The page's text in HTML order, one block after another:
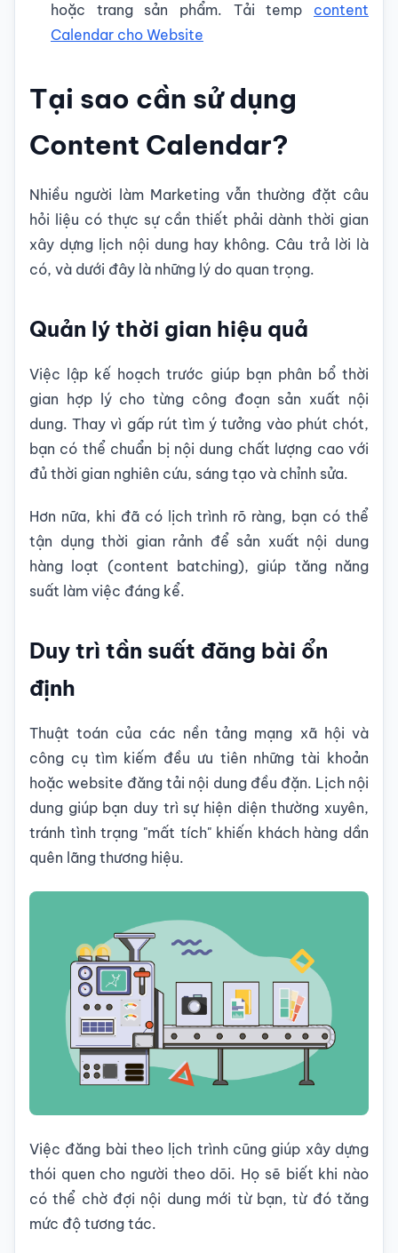
hoặc trang sản phẩm. Tải temp content
Calendar cho Website
Tại sao cần sử dụng
Content Calendar?
Nhiều người làm Marketing vẫn thường đặt câu
hỏi liệu có thực sự cần thiết phải dành thời gian
xây dựng lịch nội dung hay không. Câu trả lời là
có, và dưới đây là những lý do quan trọng.
Quản lý thời gian hiệu quả
Việc lập kế hoạch trước giúp bạn phân bổ thời
gian hợp lý cho từng công đoạn sản xuất nội
dung. Thay vì gấp rút tìm ý tưởng vào phút chót,
bạn có thể chuẩn bị nội dung chất lượng cao với
đủ thời gian nghiên cứu, sáng tạo và chỉnh sửa.
Hơn nữa, khi đã có lịch trình rõ ràng, bạn có thể
tận dụng thời gian rảnh để sản xuất nội dung
hàng loạt (content batching), giúp tăng năng
suất làm việc đáng kể.
Duy trì tần suất đăng bài ổn
định
Thuật toán của các nền tảng mạng xã hội và
công cụ tìm kiếm đều ưu tiên những tài khoản
hoặc website đăng tải nội dung đều đặn. Lịch nội
dung giúp bạn duy trì sự hiện diện thường xuyên,
tránh tình trạng "mất tích" khiến khách hàng dần
quên lãng thương hiệu.
Việc đăng bài theo lịch trình cũng giúp xây dựng
thói quen cho người theo dõi. Họ sẽ biết khi nào
có thể chờ đợi nội dung mới từ bạn, từ đó tăng
mức độ tương tác.